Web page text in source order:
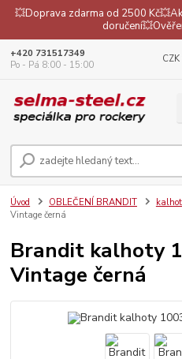
💥Doprava zdarma od 2500
CZK
+420 731517349
Po - Pá 8:00 - 15:00
Úvod OBLEČENÍ BRANDIT
Vintage černá
Brandit kalhoty
Vintage černá